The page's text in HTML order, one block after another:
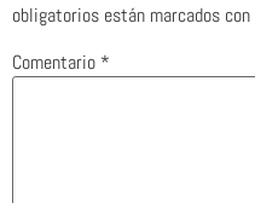
obligatorios están marcados con
Comentario *